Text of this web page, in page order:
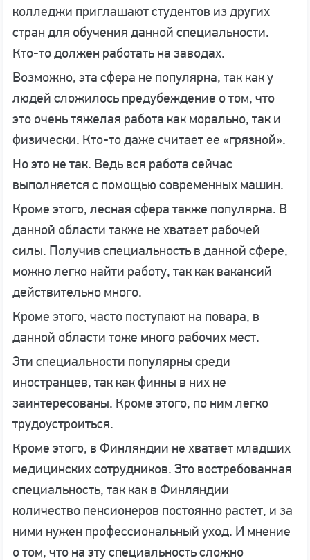
колледжи приглашают студентов из других
стран для обучения данной специальности.
Кто-то должен работать на заводах.
Возможно, эта сфера не популярна, так как у
людей сложилось предубеждение о том, что
это очень тяжелая работа как морально, так и
физически. Кто-то даже считает ее «грязной».
Но это не так. Ведь вся работа сейчас
выполняется с помощью современных машин.
Кроме этого, лесная сфера также популярна. В
данной области также не хватает рабочей
силы. Получив специальность в данной сфере,
можно легко найти работу, так как вакансий
действительно много.
Кроме этого, часто поступают на повара, в
данной области тоже много рабочих мест.
Эти специальности популярны среди
иностранцев, так как финны в них не
заинтересованы. Кроме этого, по ним легко
трудоустроиться.
Кроме этого, в Финляндии не хватает младших
медицинских сотрудников. Это востребованная
специальность, так как в Финляндии
количество пенсионеров постоянно растет, и за
ними нужен профессиональный уход. И мнение
о том, что на эту специальность сложно